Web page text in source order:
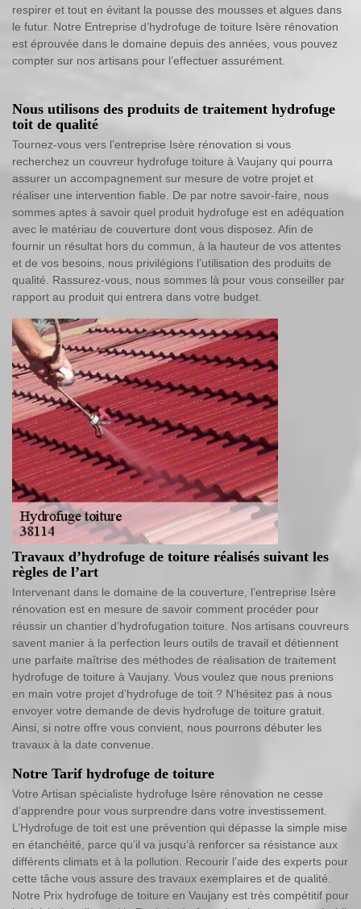
respirer et tout en évitant la pousse des mousses et algues dans
le futur. Notre Entreprise d’hydrofuge de toiture Isère rénovation
est éprouvée dans le domaine depuis des années, vous pouvez
compter sur nos artisans pour l’effectuer assurément.
Nous utilisons des produits de traitement hydrofuge
toit de qualité
Tournez-vous vers l’entreprise Isère rénovation si vous
recherchez un couvreur hydrofuge toiture à Vaujany qui pourra
assurer un accompagnement sur mesure de votre projet et
réaliser une intervention fiable. De par notre savoir-faire, nous
sommes aptes à savoir quel produit hydrofuge est en adéquation
avec le matériau de couverture dont vous disposez. Afin de
fournir un résultat hors du commun, à la hauteur de vos attentes
et de vos besoins, nous privilégions l’utilisation des produits de
qualité. Rassurez-vous, nous sommes là pour vous conseiller par
rapport au produit qui entrera dans votre budget.
Travaux d’hydrofuge de toiture réalisés suivant les
règles de l’art
Intervenant dans le domaine de la couverture, l’entreprise Isère
rénovation est en mesure de savoir comment procéder pour
réussir un chantier d’hydrofugation toiture. Nos artisans couvreurs
savent manier à la perfection leurs outils de travail et détiennent
une parfaite maîtrise des méthodes de réalisation de traitement
hydrofuge de toiture à Vaujany. Vous voulez que nous prenions
en main votre projet d’hydrofuge de toit ? N’hésitez pas à nous
envoyer votre demande de devis hydrofuge de toiture gratuit.
Ainsi, si notre offre vous convient, nous pourrons débuter les
travaux à la date convenue.
Notre Tarif hydrofuge de toiture
Votre Artisan spécialiste hydrofuge Isère rénovation ne cesse
d’apprendre pour vous surprendre dans votre investissement.
L’Hydrofuge de toit est une prévention qui dépasse la simple mise
en étanchéité, parce qu’il va jusqu’à renforcer sa résistance aux
différents climats et à la pollution. Recourir l’aide des experts pour
cette tâche vous assure des travaux exemplaires et de qualité.
Notre Prix hydrofuge de toiture en Vaujany est très compétitif pour